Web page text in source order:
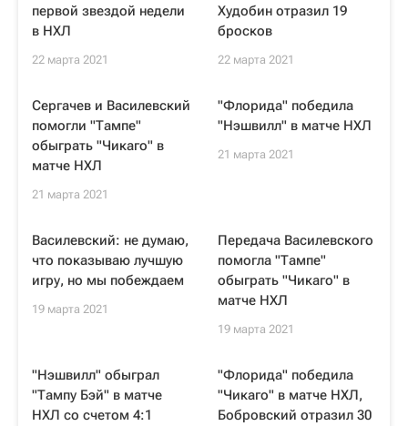
первой звездой недели
в НХЛ
22 марта 2021
Худобин отразил 19
бросков
22 марта 2021
Сергачев и Василевский
помогли "Тампе"
обыграть "Чикаго" в
матче НХЛ
21 марта 2021
"Флорида" победила
"Нэшвилл" в матче НХЛ
21 марта 2021
Василевский: не думаю,
что показываю лучшую
игру, но мы побеждаем
19 марта 2021
Передача Василевского
помогла "Тампе"
обыграть "Чикаго" в
матче НХЛ
19 марта 2021
"Нэшвилл" обыграл
"Тампу Бэй" в матче
НХЛ со счетом 4:1
"Флорида" победила
"Чикаго" в матче НХЛ,
Бобровский отразил 30